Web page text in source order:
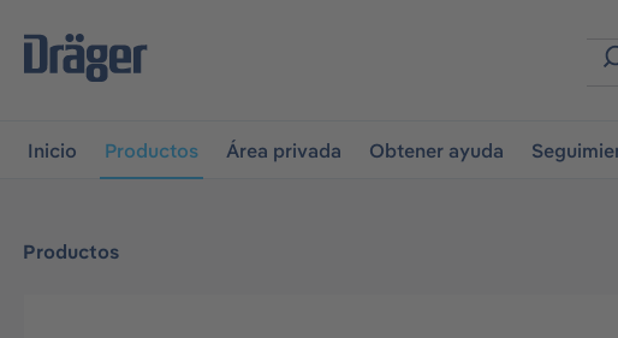
la navegación principal
Inicio Productos Área privada Obtener ayuda
Productos